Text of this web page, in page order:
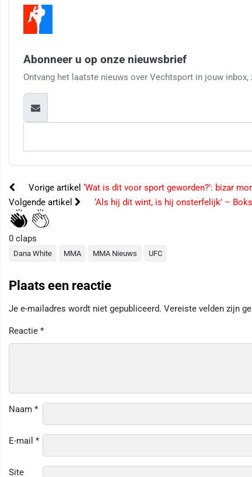
Abonneer u op onze nieuwsbrief
Ontvang het laatste nieuws over Vechtsport in jouw
Vorige artikel ‘Wat is dit voor sport geworden?’: bizar
Volgende artikel
‘Als hij dit wint, is hij onsterfelijk’ –
0 claps
Dana White MMA MMA Nieuws UFC
Plaats een reactie
Je e-mailadres wordt niet gepubliceerd. Vereiste velden zijn
Reactie *
Naam *
E-mail *
Site